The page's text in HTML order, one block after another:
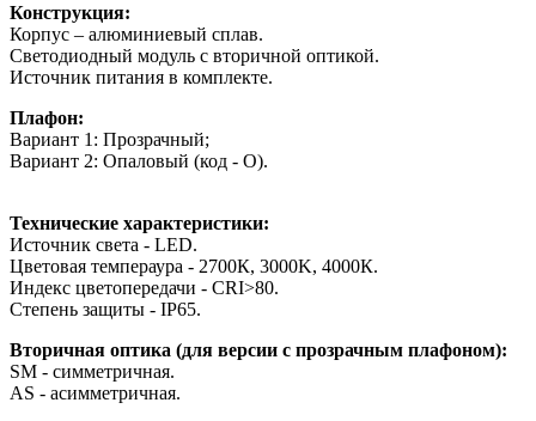
Конструкция:
Корпус – алюминиевый сплав.
Светодиодный модуль с вторичной оптикой.
Источник питания в комплекте.
Плафон:
Вариант 1: Прозрачный;
Вариант 2: Опаловый (код - O).
Технические характеристики:
Источник света - LED.
Цветовая темпераура - 2700К, 3000K, 4000К.
Индекс цветопередачи - СRI>80.
Степень защиты - IP65.
Вторичная оптика (для версии с прозрачным плафоном):
SM - симметричная.
AS - асимметричная.